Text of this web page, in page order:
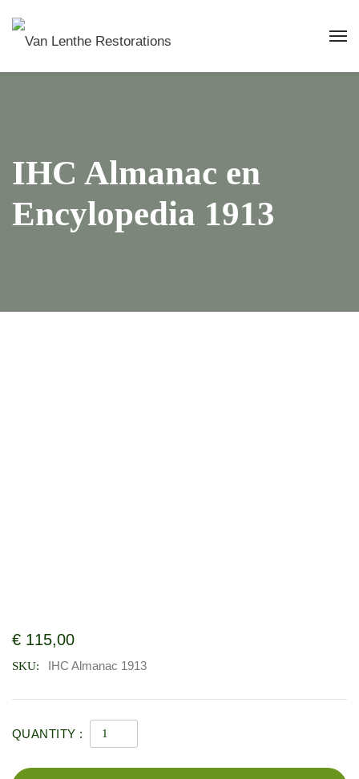
IHC Almanac en
Encylopedia 1913
€ 115,00
SKU: IHC Almanac 1913
QUANTITY :